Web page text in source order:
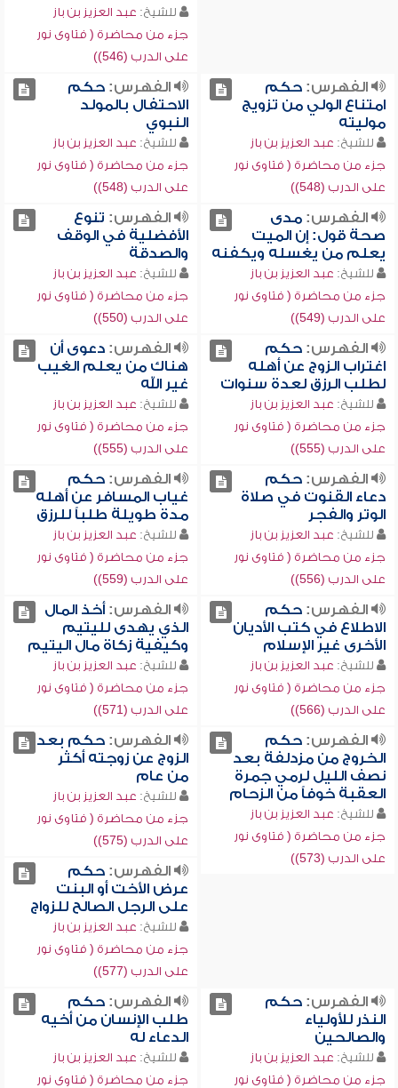
للشيخ: عبد العزيز بن باز
جزء من محاضرة ( فتاوى نور
على الدرب (546))
الفهرس:حكم
امتناع الولي من تزويج
موليته
للشيخ: عبد العزيز بن باز
جزء من محاضرة ( فتاوى نور
على الدرب (548))
الفهرس:حكم
الاحتفال بالمولد
النبوي
للشيخ: عبد العزيز بن باز
جزء من محاضرة ( فتاوى نور
على الدرب (548))
الفهرس:مدى
صحة قول: إن الميت
يعلم من يغسله ويكفنه
للشيخ: عبد العزيز بن باز
جزء من محاضرة ( فتاوى نور
على الدرب (549))
الفهرس: تنوع
الأفضلية في الوقف
والصدقة
للشيخ: عبد العزيز بن باز
جزء من محاضرة ( فتاوى نور
على الدرب (550))
الفهرس:حكم
اغتراب الزوج عن أهله
لطلب الرزق لعدة سنوات
للشيخ: عبد العزيز بن باز
جزء من محاضرة ( فتاوى نور
على الدرب (555))
الفهرس:دعوى أن
هناك من يعلم الغيب
غير الله
للشيخ: عبد العزيز بن باز
جزء من محاضرة ( فتاوى نور
على الدرب (555))
الفهرس:حكم
دعاء القنوت في صلاة
الوتر والفجر
للشيخ: عبد العزيز بن باز
جزء من محاضرة ( فتاوى نور
على الدرب (556))
الفهرس:حكم
غياب المسافر عن أهله
مدة طويلة طلباً للرزق
للشيخ: عبد العزيز بن باز
جزء من محاضرة ( فتاوى نور
على الدرب (559))
الفهرس:حكم
الاطلاع في كتب الأديان
الأخرى غير الإسلام
للشيخ: عبد العزيز بن باز
جزء من محاضرة ( فتاوى نور
على الدرب (566))
الفهرس:أخذ المال
الذي يهدى لليتيم
وكيفية زكاة مال اليتيم
للشيخ: عبد العزيز بن باز
جزء من محاضرة ( فتاوى نور
على الدرب (571))
الفهرس:حكم
الخروج من مزدلفة بعد
نصف الليل لرمي جمرة
العقبة خوفاً من الزحام
للشيخ: عبد العزيز بن باز
جزء من محاضرة ( فتاوى نور
على الدرب (573))
الفهرس:حكم بعد
الزوج عن زوجته أكثر
من عام
للشيخ: عبد العزيز بن باز
جزء من محاضرة ( فتاوى نور
على الدرب (575))
الفهرس:حكم
عرض الأخت أو البنت
على الرجل الصالح للزواج
للشيخ: عبد العزيز بن باز
جزء من محاضرة ( فتاوى نور
على الدرب (577))
الفهرس:حكم
النذر للأولياء
والصالحين
للشيخ: عبد العزيز بن باز
جزء من محاضرة ( فتاوى نور
الفهرس:حكم
طلب الإنسان من أخيه
الدعاء له
للشيخ: عبد العزيز بن باز
جزء من محاضرة ( فتاوى نور